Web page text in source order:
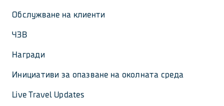
Обслужване на клиенти
ЧЗВ
Награди
Инициативи за опазване на околната среда
Live Travel Updates